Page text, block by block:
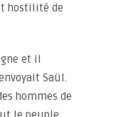
hostilité de
et il
Saül.
hommes de